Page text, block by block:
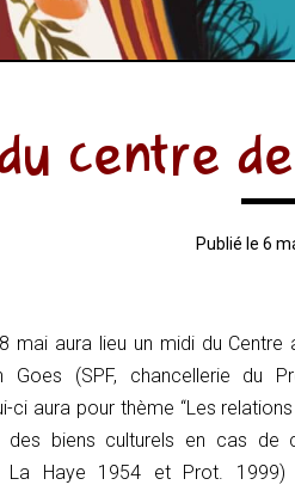
centre
Publié le 6
mai aura lieu un midi du Centre
Goes (SPF, chancellerie du
ci aura pour thème “Les
des biens culturels en cas de
La Haye 1954 et Prot.